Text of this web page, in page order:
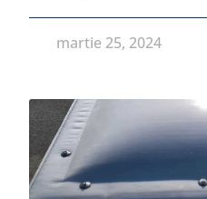
martie 25, 2024